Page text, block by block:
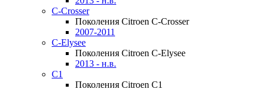
C-Crosser
Поколения Citroen C-Crosser
2007-2011
C-Elysee
Поколения Citroen C-Elysee
2013 - н.в.
C1
Поколения Citroen C1